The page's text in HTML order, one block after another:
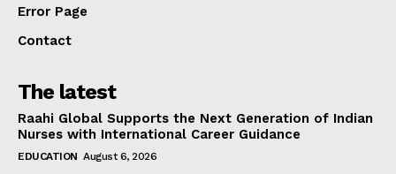
Error Page
Contact
The latest
Raahi Global Supports the Next Generation of Indian
Nurses with International Career Guidance
EDUCATION August 6, 2026